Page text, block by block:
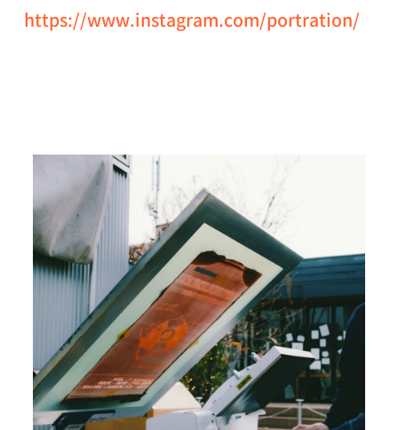
https://www.instagram.com/portration/